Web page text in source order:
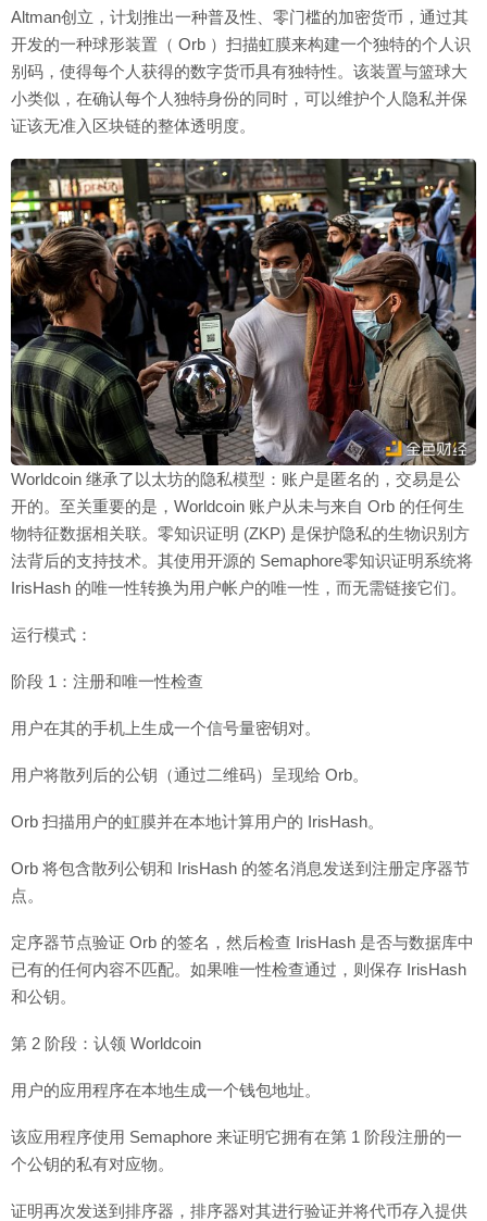
Altman创立，计划推出一种普及性、零门槛的加密货币，通过其
开发的一种球形装置（ Orb ）扫描虹膜来构建一个独特的个人识
别码，使得每个人获得的数字货币具有独特性。该装置与篮球大
小类似，在确认每个人独特身份的同时，可以维护个人隐私并保
证该无准入区块链的整体透明度。
Worldcoin 继承了以太坊的隐私模型：账户是匿名的，交易是公
开的。至关重要的是，Worldcoin 账户从未与来自 Orb 的任何生
物特征数据相关联。零知识证明 (ZKP) 是保护隐私的生物识别方
法背后的支持技术。其使用开源的 Semaphore零知识证明系统将
IrisHash 的唯一性转换为用户帐户的唯一性，而无需链接它们。
运行模式：
阶段 1：注册和唯一性检查
用户在其的手机上生成一个信号量密钥对。
用户将散列后的公钥（通过二维码）呈现给 Orb。
Orb 扫描用户的虹膜并在本地计算用户的 IrisHash。
Orb 将包含散列公钥和 IrisHash 的签名消息发送到注册定序器节
点。
定序器节点验证 Orb 的签名，然后检查 IrisHash 是否与数据库中
已有的任何内容不匹配。如果唯一性检查通过，则保存 IrisHash
和公钥。
第 2 阶段：认领 Worldcoin
用户的应用程序在本地生成一个钱包地址。
该应用程序使用 Semaphore 来证明它拥有在第 1 阶段注册的一
个公钥的私有对应物。
证明再次发送到排序器，排序器对其进行验证并将代币存入提供